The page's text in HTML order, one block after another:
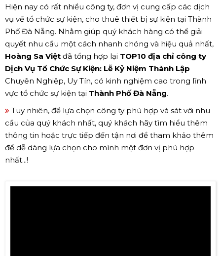
Hiện nay có rất nhiều công ty, đơn vị cung cấp các dịch
vụ về tổ chức sự kiện, cho thuê thiết bị sự kiện tại Thành
Phố Đà Nẵng. Nhằm giúp quý khách hàng có thể giải
quyết nhu cầu một cách nhanh chóng và hiệu quả nhất,
Hoàng Sa Việt đã tổng hợp lại TOP10 địa chỉ công ty
Dịch Vụ Tổ Chức Sự Kiện: Lễ Kỷ Niệm Thành Lập
Chuyên Nghiệp, Uy Tín, có kinh nghiệm cao trong lĩnh
vực tổ chức sự kiện tại Thành Phố Đà Nẵng.
Tuy nhiên, để lựa chọn công ty phù hợp và sát với nhu
cầu của quý khách nhất, quý khách hãy tìm hiểu thêm
thông tin hoặc trực tiếp đến tận nơi để tham khảo thêm
để dễ dàng lựa chọn cho mình một đơn vị phù hợp
nhất...!